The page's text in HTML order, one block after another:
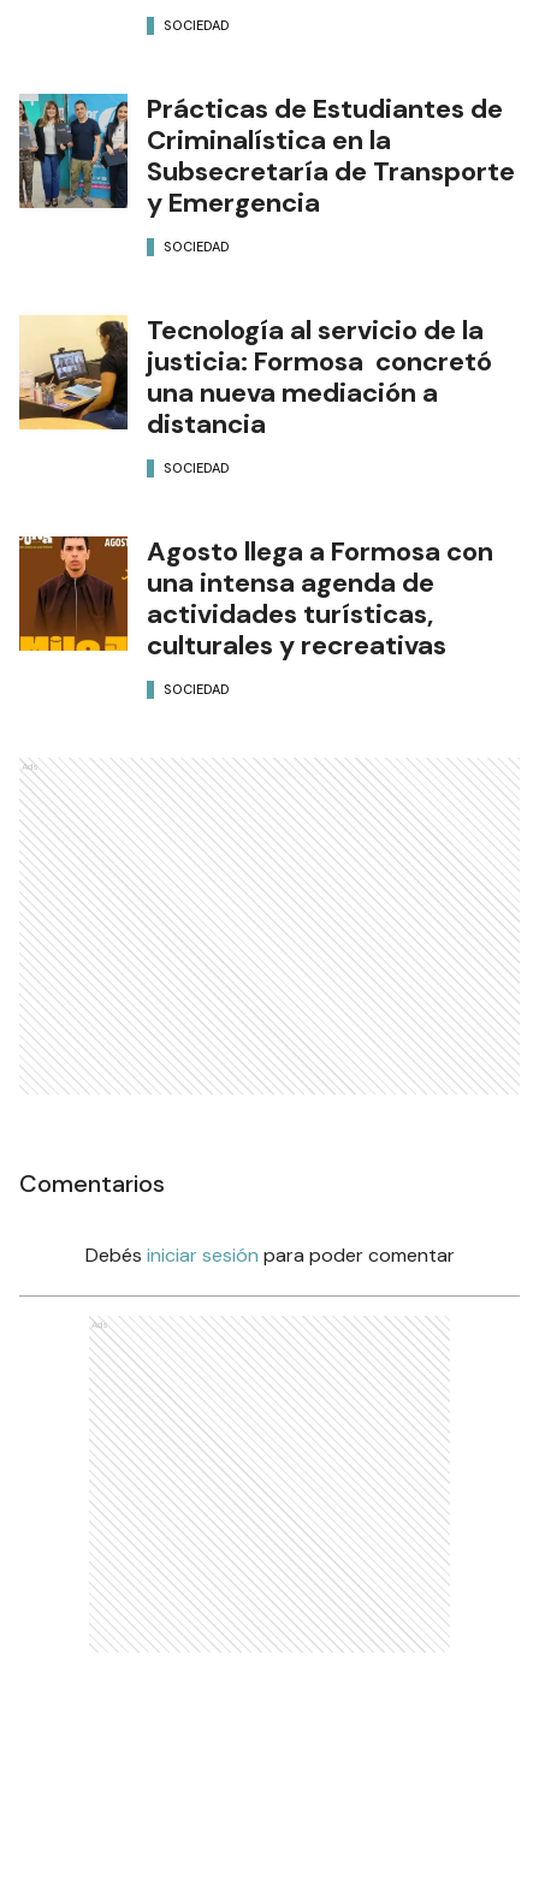
SOCIEDAD
Prácticas de Estudiantes de
Criminalística en la
Subsecretaría de Transporte
y Emergencia
SOCIEDAD
Tecnología al servicio de la
justicia: Formosa concretó
una nueva mediación a
distancia
SOCIEDAD
Agosto llega a Formosa con
una intensa agenda de
actividades turísticas,
culturales y recreativas
SOCIEDAD
Ads
Comentarios
Debés iniciar sesión para poder comentar
Ads